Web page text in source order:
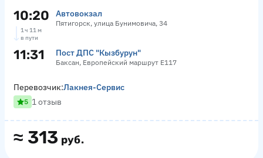
10:20 Автовокзал
Пятигорск, улица Бунимовича, 34
1 ч 11 м
в пути
11:31 Пост ДПС "Кызбурун"
Баксан, Европейский маршрут Е117
≈ 313 руб.
Перевозчик:Лакнея-Сервис
5 1 отзыв